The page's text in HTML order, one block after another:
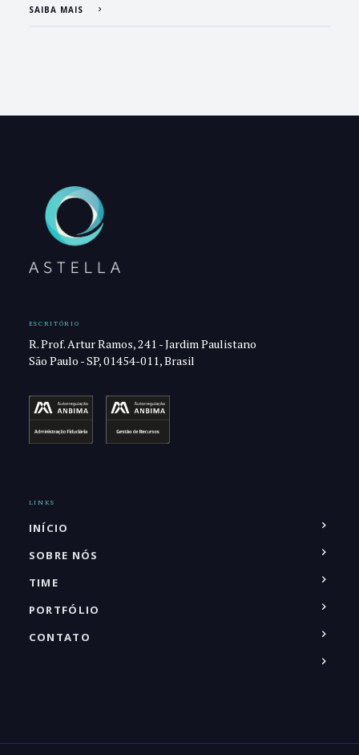
SAIBA MAIS
ESCRITÓRIO
R. Prof. Artur Ramos, 241 - Jardim Paulistano
São Paulo - SP, 01454-011, Brasil
LINKS
INÍCIO
SOBRE NÓS
TIME
PORTFÓLIO
CONTATO